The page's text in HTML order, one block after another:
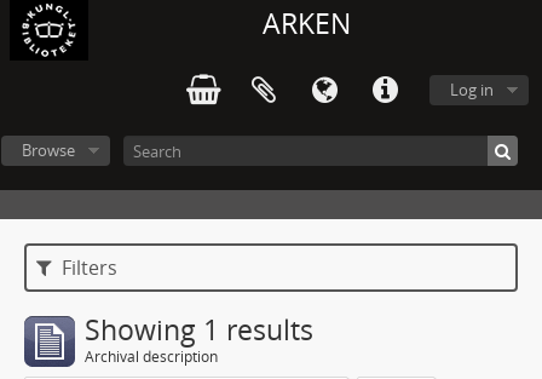
ARKEN
Log in
Browse
Filters
Showing 1 results
Archival description